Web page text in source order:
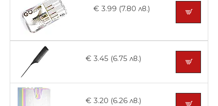
€ 3.99 (7.80 лв.)
€ 3.45 (6.75 лв.)
€ 3.20 (6.26 лв.)